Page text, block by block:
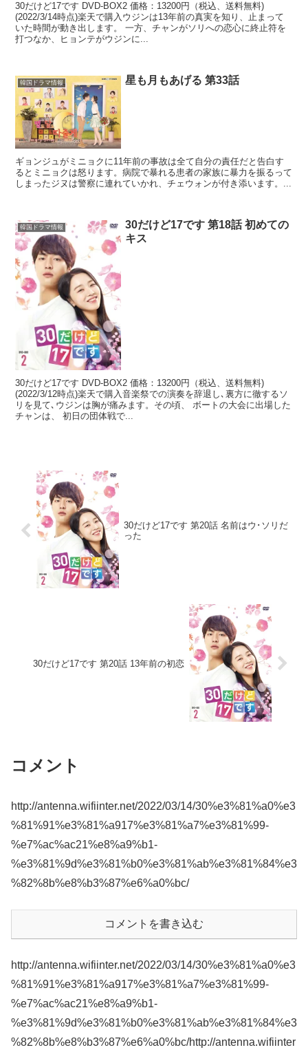
30だけど17です DVD-BOX2 価格：13200円（税込、送料無料)
(2022/3/14時点)楽天で購入ウジンは13年前の真実を知り、止まって
いた時間が動き出します。 一方、チャンがソリへの恋心に終止符を
打つなか、ヒョンテがウジンに...
韓国ドラマ情報 星も月もあげる 第33話
ギョンジュがミニョクに11年前の事故は全て自分の責任だと告白す
るとミニョクは怒ります。病院で暴れる患者の家族に暴力を振るって
しまったジヌは警察に連れていかれ、チェウォンが付き添います。...
韓国ドラマ情報
30だけど17です 第18話 初めての
キス
30だけど17です DVD-BOX2 価格：13200円（税込、送料無料)
(2022/3/12時点)楽天で購入音楽祭での演奏を辞退し､裏方に徹するソ
リを見て､ウジンは胸が痛みます。その頃、 ボートの大会に出場した
チャンは、 初日の団体戦で...
30だけど17です 第20話 名前はウ･ソリだ
った
30だけど17です 第20話 13年前の初恋
コメント
http://antenna.wifiinter.net/2022/03/14/30%e3%81%a0%e3
%81%91%e3%81%a917%e3%81%a7%e3%81%99-
%e7%ac%ac21%e8%a9%b1-
%e3%81%9d%e3%81%b0%e3%81%ab%e3%81%84%e3
%82%8b%e8%b3%87%e6%a0%bc/
コメントを書き込む
http://antenna.wifiinter.net/2022/03/14/30%e3%81%a0%e3
%81%91%e3%81%a917%e3%81%a7%e3%81%99-
%e7%ac%ac21%e8%a9%b1-
%e3%81%9d%e3%81%b0%e3%81%ab%e3%81%84%e3
%82%8b%e8%b3%87%e6%a0%bc/http://antenna.wifiinter